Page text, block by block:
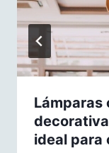
Lámparas
ideal para